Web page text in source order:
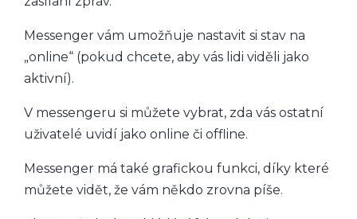
Messenger vám umožňuje nastavit si stav na
„online“ (pokud chcete, aby vás lidi viděli jako
aktivní).
V messengeru si můžete vybrat, zda vás ostatní
uživatelé uvidí jako online či offline.
Messenger má také grafickou funkci, díky které
můžete vidět, že vám někdo zrovna píše.